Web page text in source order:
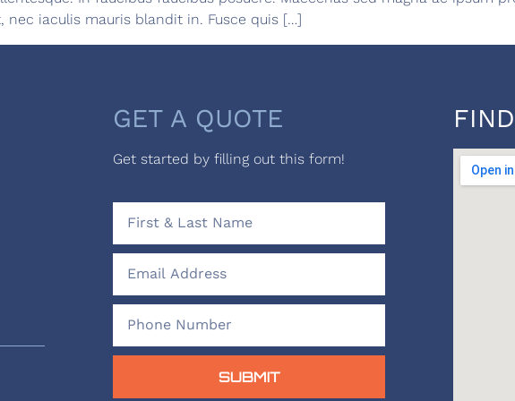
nec iaculis mauris blandit in. Fusce quis […]
GET A QUOTE
Get started by filling out this form!
SUBMIT